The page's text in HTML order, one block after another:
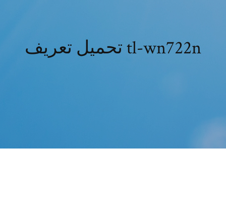
تحميل تعريف tl-wn722n